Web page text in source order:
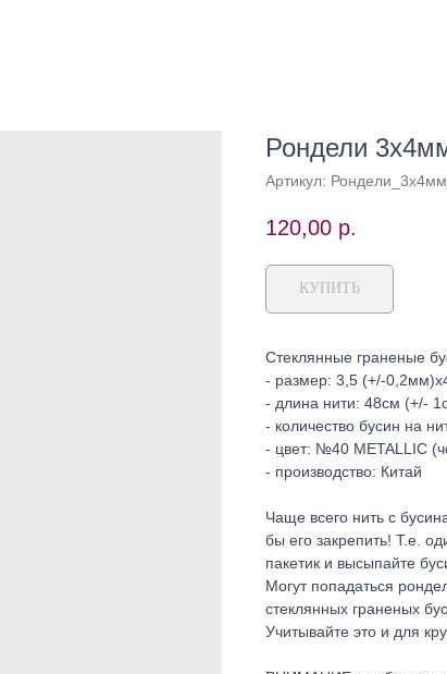
Рондели
Артикул:
120,00 р.
КУПИТЬ
Стеклянные граненые
- размер: 3,5 (+/-
- длина нити: 48см (+/-
- количество бусин на
- цвет: №40 METALLIC
- производство: Китай
Чаще всего нить с
бы его закрепить! Т.е.
пакетик и высыпайте
Могут попадаться
стеклянных граненых
Учитывайте это и для